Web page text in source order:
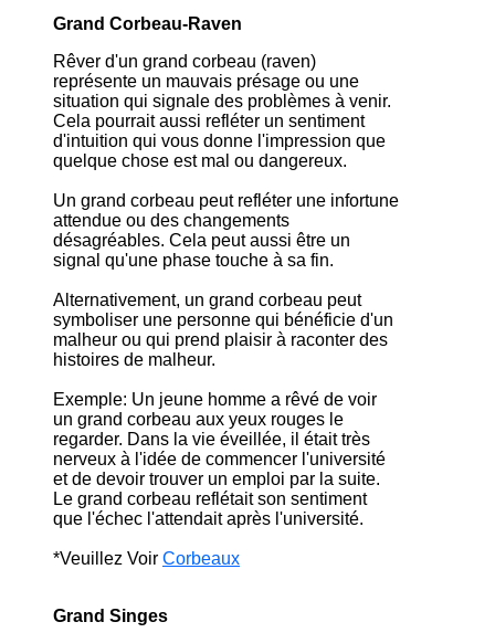
Grand Corbeau-Raven
Rêver d'un grand corbeau (raven)
représente un mauvais présage ou une
situation qui signale des problèmes à venir.
Cela pourrait aussi refléter un sentiment
d'intuition qui vous donne l'impression que
quelque chose est mal ou dangereux.
Un grand corbeau peut refléter une infortune
attendue ou des changements
désagréables. Cela peut aussi être un
signal qu'une phase touche à sa fin.
Alternativement, un grand corbeau peut
symboliser une personne qui bénéficie d'un
malheur ou qui prend plaisir à raconter des
histoires de malheur.
Exemple: Un jeune homme a rêvé de voir
un grand corbeau aux yeux rouges le
regarder. Dans la vie éveillée, il était très
nerveux à l'idée de commencer l'université
et de devoir trouver un emploi par la suite.
Le grand corbeau reflétait son sentiment
que l'échec l'attendait après l'université.
*Veuillez Voir Corbeaux
Grand Singes